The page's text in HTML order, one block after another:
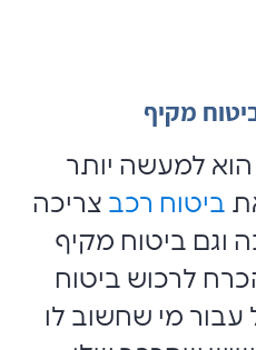
מקיף
למעשה יותר
ביטוח רכב צריכה
וגם ביטוח מקיף
לרכוש ביטוח
עבור מי שחשוב לו